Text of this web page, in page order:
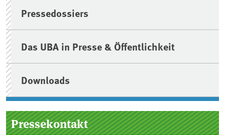
Pressedossiers
Das UBA in Presse & Öffentlichkeit
Downloads
Pressekontakt